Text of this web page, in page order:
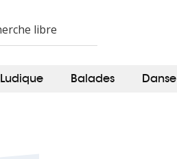
Ludique Balades Danse